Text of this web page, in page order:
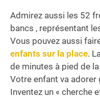
Admirez aussi les 52
bancs , représentant
Vous pouvez aussi
enfants sur la place.
de minutes à pied de la
Votre enfant va adorer
Inventez un « cherche